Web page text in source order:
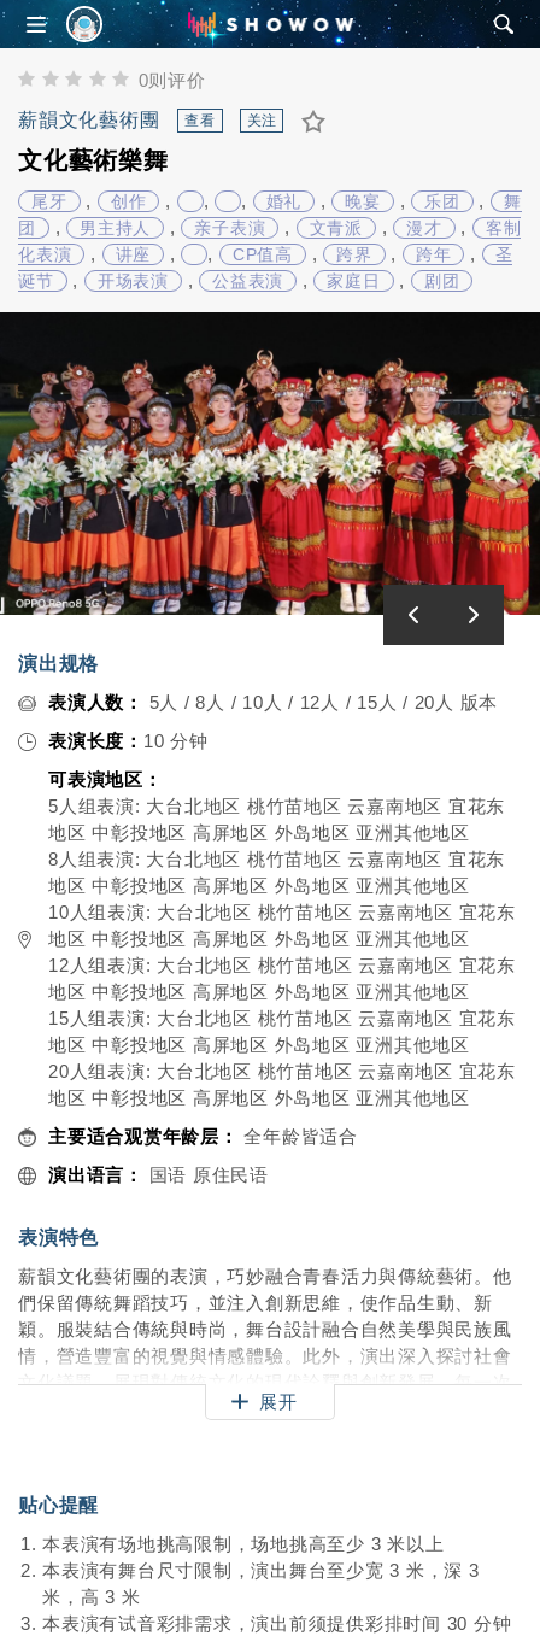
0则评价
薪韻文化藝術團
查看 关注
文化藝術樂舞
尾牙 , 创作 , , , 婚礼 , 晚宴 , 乐团 ,
舞
团
, 男主持人 , 亲子表演 , 文青派 , 漫才 ,
客制
化表演
, 讲座 , , CP值高 , 跨界 , 跨年 ,
圣
诞节
, 开场表演 , 公益表演 , 家庭日 , 剧团
演出规格
表演人数：
5人 / 8人 / 10人 / 12人 / 15人 / 20人 版本
表演长度： 10 分钟
可表演地区：
5人组表演: 大台北地区 桃竹苗地区 云嘉南地区 宜花东
地区 中彰投地区 高屏地区 外岛地区 亚洲其他地区
8人组表演: 大台北地区 桃竹苗地区 云嘉南地区 宜花东
地区 中彰投地区 高屏地区 外岛地区 亚洲其他地区
10人组表演: 大台北地区 桃竹苗地区 云嘉南地区 宜花东
地区 中彰投地区 高屏地区 外岛地区 亚洲其他地区
12人组表演: 大台北地区 桃竹苗地区 云嘉南地区 宜花东
地区 中彰投地区 高屏地区 外岛地区 亚洲其他地区
15人组表演: 大台北地区 桃竹苗地区 云嘉南地区 宜花东
地区 中彰投地区 高屏地区 外岛地区 亚洲其他地区
20人组表演: 大台北地区 桃竹苗地区 云嘉南地区 宜花东
地区 中彰投地区 高屏地区 外岛地区 亚洲其他地区
主要适合观赏年龄层：
全年龄皆适合
演出语言：
国语 原住民语
表演特色
薪韻文化藝術團的表演，巧妙融合青春活力與傳統藝術。他
們保留傳統舞蹈技巧，並注入創新思維，使作品生動、新
穎。服裝結合傳統與時尚，舞台設計融合自然美學與民族風
情，營造豐富的視覺與情感體驗。此外，演出深入探討社會
文化議題，展現對傳統文化的現代詮釋與創新發展，每一次
舞台呈現都是一場文化與藝術的盛宴。
展开
贴心提醒
本表演有场地挑高限制，场地挑高至少 3 米以上
本表演有舞台尺寸限制，演出舞台至少宽 3 米，深 3
米，高 3 米
本表演有试音彩排需求，演出前须提供彩排时间 30 分钟